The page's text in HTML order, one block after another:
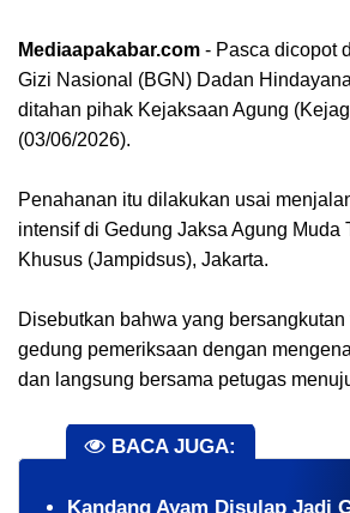
Mediaapakabar.com - Pasca dicopot
Gizi Nasional (BGN) Dadan
ditahan pihak Kejaksaan Agung
(03/06/2026).
Penahanan itu dilakukan usai
intensif di Gedung Jaksa Agung Muda
Khusus (Jampidsus), Jakarta.
Disebutkan bahwa yang
gedung pemeriksaan dengan
dan langsung bersama petugas
BACA JUGA:
Kandang Ayam Disulap Jadi